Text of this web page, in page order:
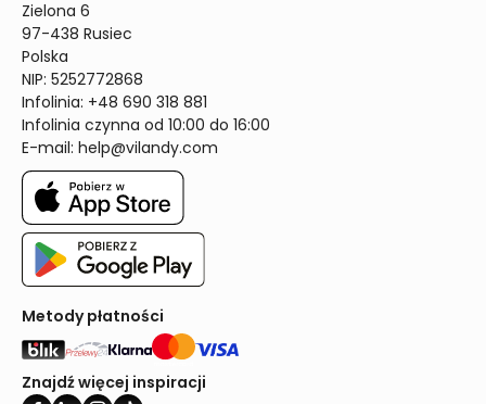
Zielona 6
97-438 Rusiec
Polska
NIP: 5252772868
Infolinia: +48 690 318 881
Infolinia czynna od 10:00 do 16:00
E-mail: help@vilandy.com
Metody płatności
Znajdź więcej inspiracji